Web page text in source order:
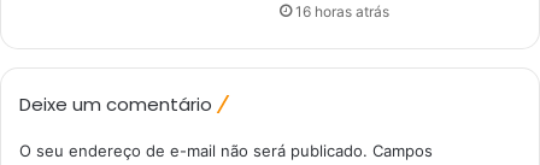
16 horas atrás
Deixe um comentário
O seu endereço de e-mail não será publicado. Campos